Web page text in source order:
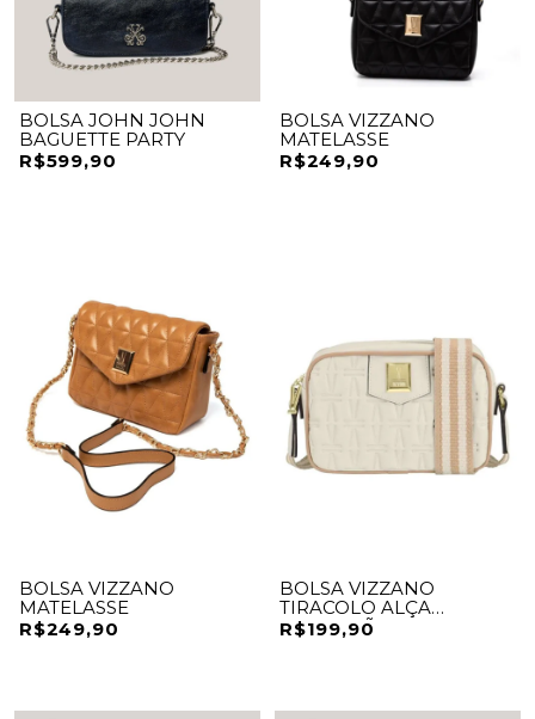
BOLSA JOHN JOHN
BAGUETTE PARTY
R$599,90
BOLSA VIZZANO
MATELASSE
R$249,90
BOLSA VIZZANO
MATELASSE
R$249,90
BOLSA VIZZANO
TIRACOLO ALÇA
GORGURÃO - PRETO
R$199,90